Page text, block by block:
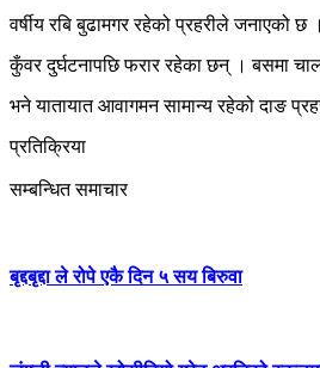
वर्षीय रबि बुढामगर रहेको प्रहरीले जनाएको
कुँवर दुर्घटनापछि फरार रहेका छन् । बसमा
भने यातायात आवागमन सामान्य रहेको दाङ
प्रतिक्रिया
सम्बन्धित समाचार
बृद्दबृद्दा ले रोपे एकै दिन ५ सय बिरुवा